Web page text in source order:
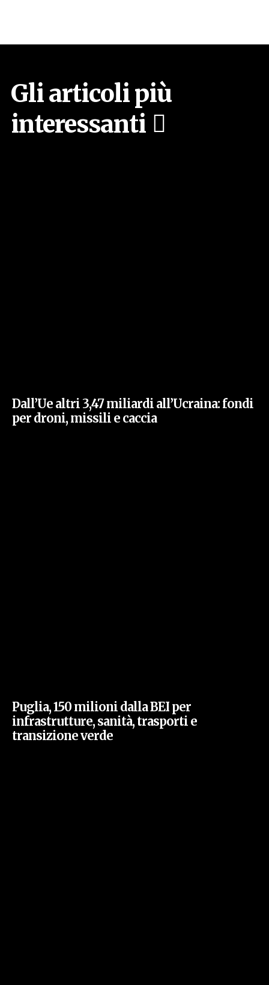
Gli articoli più
interessanti
Dall’Ue altri 3,47 miliardi all’Ucraina: fondi
per droni, missili e caccia
Puglia, 150 milioni dalla BEI per
infrastrutture, sanità, trasporti e
transizione verde